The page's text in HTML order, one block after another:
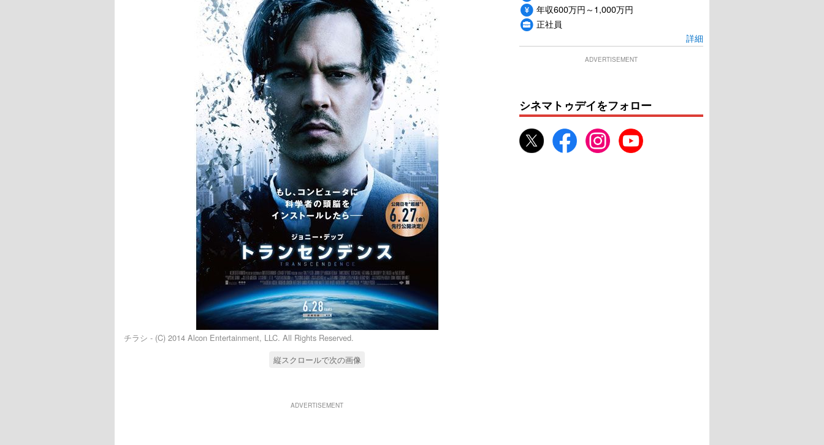
チラシ - (C) 2014 Alcon Entertainment, LLC. All Rights Reserved.
縦スクロールで次の画像
ADVERTISEMENT
年収600万円～1,000万円
正社員
詳細
ADVERTISEMENT
シネマトゥデイをフォロー